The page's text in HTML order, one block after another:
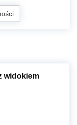
widokiem